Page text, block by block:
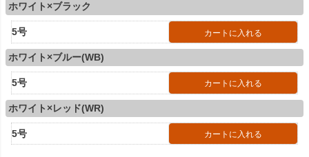
ホワイト×ブラック
5号 カートに入れる
ホワイト×ブルー(WB)
5号 カートに入れる
ホワイト×レッド(WR)
5号 カートに入れる